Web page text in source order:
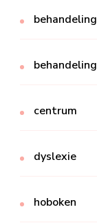
behandeling
centrum
dyslexie
hoboken